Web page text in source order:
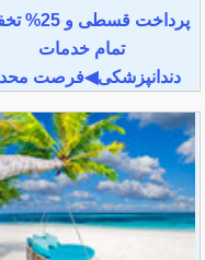
پرداخت قسطی و
تمام خدمات
دندانپزشکی◀فرصت